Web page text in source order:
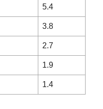
5.4
3.8
2.7
1.9
1.4